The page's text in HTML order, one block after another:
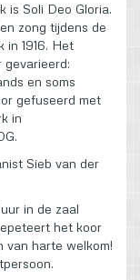
is Soli Deo Gloria.
zong tijdens de
in 1916. Het
gevarieerd:
en soms
gefuseerd met
in
Sieb van der
in de zaal
het koor
van harte welkom!